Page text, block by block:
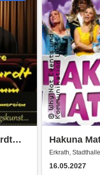
Hakuna
einzigartige
Erkrath, Stadthalle
16.05.2027